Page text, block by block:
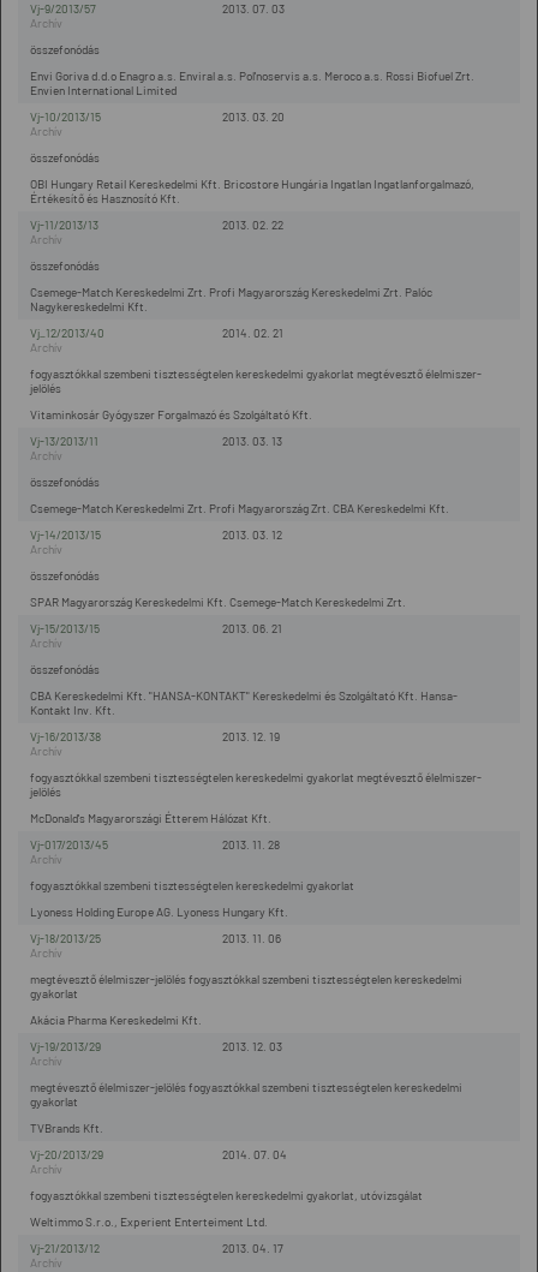
2013. 07. 03
Vj-9/2013/57
Envi Goriva d.d.o Enagro a.s. Enviral a.s. Pol'noservis a.s. Meroco a.s. Rossi Biofuel Zrt.
Envien International Limited
összefonódás
2013. 03. 20
Vj-10/2013/15
OBI Hungary Retail Kereskedelmi Kft. Bricostore Hungária Ingatlan Ingatlanforgalmazó,
Értékesítő és Hasznosító Kft.
összefonódás
2013. 02. 22
Vj-11/2013/13
Csemege-Match Kereskedelmi Zrt. Profi Magyarország Kereskedelmi Zrt. Palóc
Nagykereskedelmi Kft.
összefonódás
2014. 02. 21
Vj_12/2013/40
Vitaminkosár Gyógyszer Forgalmazó és Szolgáltató Kft.
fogyasztókkal szembeni tisztességtelen kereskedelmi gyakorlat megtévesztő élelmiszer-
jelölés
2013. 03. 13
Vj-13/2013/11
Csemege-Match Kereskedelmi Zrt. Profi Magyarország Zrt. CBA Kereskedelmi Kft.
összefonódás
2013. 03. 12
Vj-14/2013/15
SPAR Magyarország Kereskedelmi Kft. Csemege-Match Kereskedelmi Zrt.
összefonódás
2013. 06. 21
Vj-15/2013/15
CBA Kereskedelmi Kft. "HANSA-KONTAKT" Kereskedelmi és Szolgáltató Kft. Hansa-
Kontakt Inv. Kft.
összefonódás
2013. 12. 19
Vj-16/2013/38
McDonald's Magyarországi Étterem Hálózat Kft.
fogyasztókkal szembeni tisztességtelen kereskedelmi gyakorlat megtévesztő élelmiszer-
jelölés
2013. 11. 28
Vj-017/2013/45
Lyoness Holding Europe AG. Lyoness Hungary Kft.
fogyasztókkal szembeni tisztességtelen kereskedelmi gyakorlat
2013. 11. 06
Vj-18/2013/25
Akácia Pharma Kereskedelmi Kft.
megtévesztő élelmiszer-jelölés fogyasztókkal szembeni tisztességtelen kereskedelmi
gyakorlat
2013. 12. 03
Vj-19/2013/29
TVBrands Kft.
megtévesztő élelmiszer-jelölés fogyasztókkal szembeni tisztességtelen kereskedelmi
gyakorlat
2014. 07. 04
Vj-20/2013/29
Weltimmo S.r.o., Experient Enterteiment Ltd.
fogyasztókkal szembeni tisztességtelen kereskedelmi gyakorlat, utóvizsgálat
2013. 04. 17
Vj-21/2013/12